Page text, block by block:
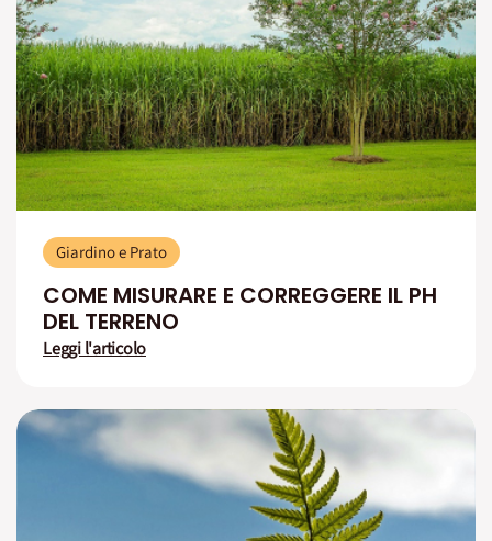
Giardino e Prato
COME MISURARE E CORREGGERE IL PH
DEL TERRENO
Leggi l'articolo